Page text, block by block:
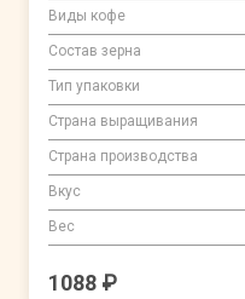
Виды кофе
Состав зерна
Тип упаковки
Страна выращивания
Страна производства
Вкус
Вес
1088 ₽